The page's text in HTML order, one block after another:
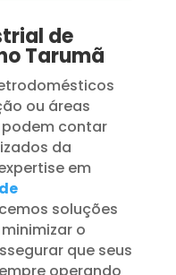
de
Tarumã
ou áreas
contar
da
em
soluções
o
que seus
operando